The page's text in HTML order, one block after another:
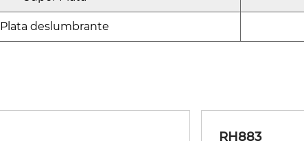
Plata deslumbrante
RH883